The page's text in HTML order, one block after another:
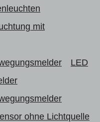
mit
LED
ohne Lichtquelle